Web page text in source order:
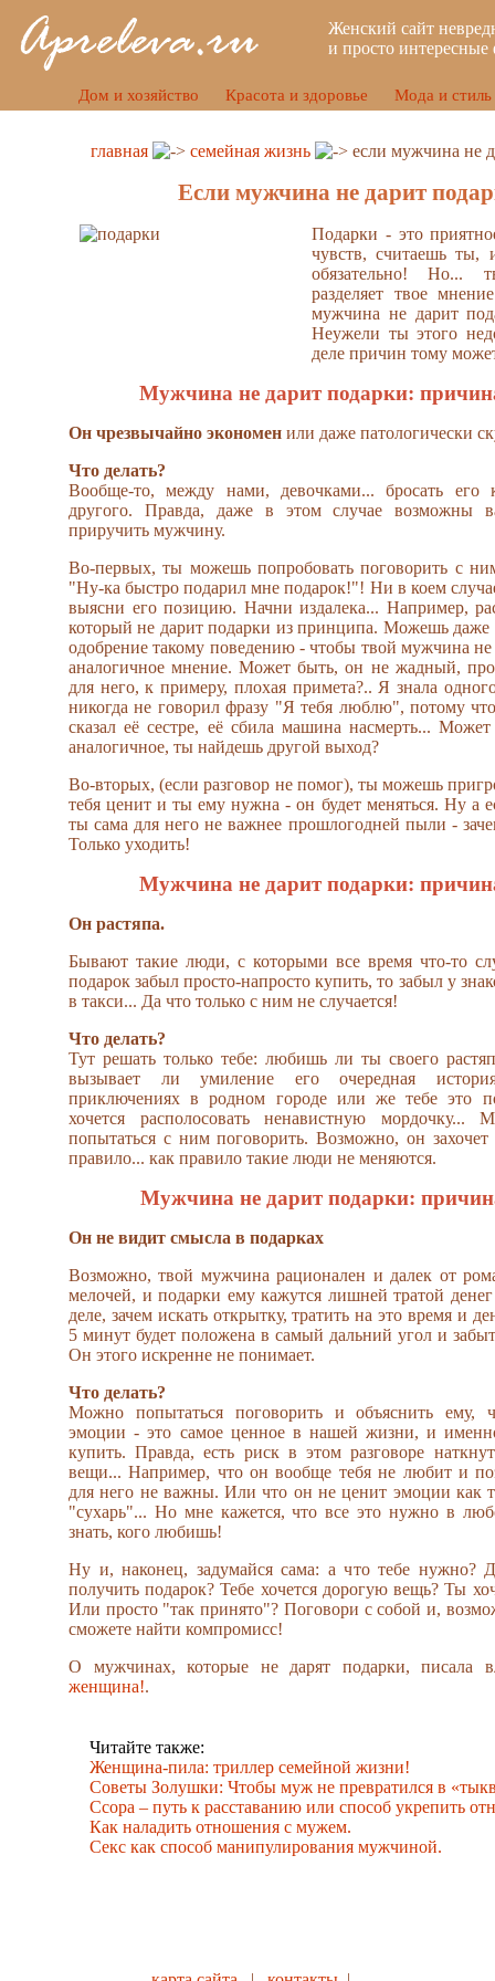
Женский сайт
и просто
Дом и хозяйство Красота и здоровье Мода и стиль
главная семейная жизнь если мужчина не
Если мужчина не дарит
Подарки - это
чувств, считаешь ты,
обязательно! Но...
разделяет твое
мужчина не дарит
Неужели ты этого
деле причин тому
Мужчина не дарит подарки:
Он чрезвычайно экономен или даже патологически
Что делать?
Вообще-то, между нами, девочками... бросать его
другого. Правда, даже в этом случае возможны
приручить мужчину.
Во-первых, ты можешь попробовать поговорить с
"Ну-ка быстро подарил мне подарок!"! Ни в коем
выясни его позицию. Начни издалека... Например,
который не дарит подарки из принципа. Можешь даже
одобрение такому поведению - чтобы твой мужчина не
аналогичное мнение. Может быть, он не жадный,
для него, к примеру, плохая примета?.. Я знала
никогда не говорил фразу "Я тебя люблю", потому
сказал её сестре, её сбила машина насмерть...
аналогичное, ты найдешь другой выход?
Во-вторых, (если разговор не помог), ты можешь
тебя ценит и ты ему нужна - он будет меняться. Ну а
ты сама для него не важнее прошлогодней пыли -
Только уходить!
Мужчина не дарит подарки:
Он растяпа.
Бывают такие люди, с которыми все время что-то
подарок забыл просто-напросто купить, то забыл у
в такси... Да что только с ним не случается!
Что делать?
Тут решать только тебе: любишь ли ты своего
вызывает ли умиление его очередная
приключениях в родном городе или же тебе это
хочется располосовать ненавистную
попытаться с ним поговорить. Возможно, он захочет
правило... как правило такие люди не меняются.
Мужчина не дарит подарки:
Он не видит смысла в подарках
Возможно, твой мужчина рационален и далек от
мелочей, и подарки ему кажутся лишней тратой
деле, зачем искать открытку, тратить на это время и
5 минут будет положена в самый дальний угол и
Он этого искренне не понимает.
Что делать?
Можно попытаться поговорить и объяснить ему,
эмоции - это самое ценное в нашей жизни, и
купить. Правда, есть риск в этом разговоре
вещи... Например, что он вообще тебя не любит и
для него не важны. Или что он не ценит эмоции как
"сухарь"... Но мне кажется, что все это нужно в
знать, кого любишь!
Ну и, наконец, задумайся сама: а что тебе нужно?
получить подарок? Тебе хочется дорогую вещь? Ты
Или просто "так принято"? Поговори с собой и,
сможете найти компромисс!
О мужчинах, которые не дарят подарки, писала
женщина!.
Читайте также:
Женщина-пила: триллер семейной жизни!
Советы Золушки: Чтобы муж не превратился в
Ссора – путь к расставанию или способ укрепить
Как наладить отношения с мужем.
Секс как способ манипулирования мужчиной.